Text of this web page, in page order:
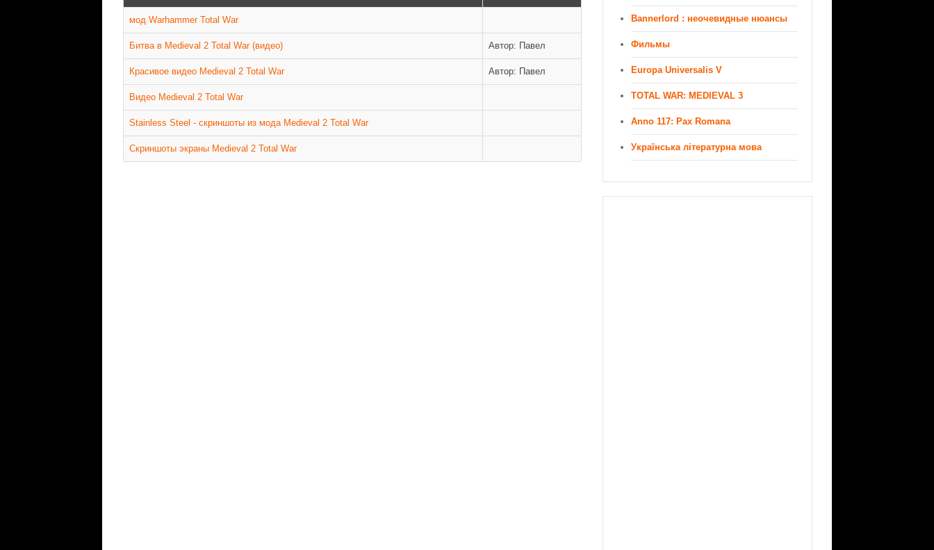
мод Warhammer Total War
Битва в Medieval 2 Total War (видео) Автор: Павел
Красивое видео Medieval 2 Total War Автор: Павел
Видео Medieval 2 Total War
Stainless Steel - скриншоты из мода Medieval 2 Total War
Скриншоты экраны Medieval 2 Total War
Bannerlord : неочевидные нюансы
Фильмы
Europa Universalis V
TOTAL WAR: MEDIEVAL 3
Anno 117: Pax Romana
Українська літературна мова